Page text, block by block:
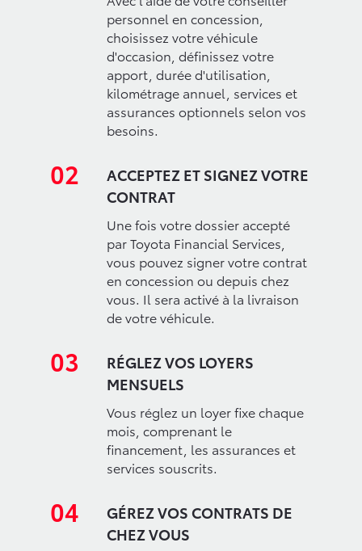
personnel en concession,
choisissez votre véhicule
d'occasion, définissez votre
apport, durée d'utilisation,
kilométrage annuel, services et
assurances optionnels selon vos
besoins.
02
ACCEPTEZ ET SIGNEZ VOTRE
CONTRAT
Une fois votre dossier accepté
par Toyota Financial Services,
vous pouvez signer votre contrat
en concession ou depuis chez
vous. Il sera activé à la livraison
de votre véhicule.
03
RÉGLEZ VOS LOYERS
MENSUELS
Vous réglez un loyer fixe chaque
mois, comprenant le
financement, les assurances et
services souscrits.
04
GÉREZ VOS CONTRATS DE
CHEZ VOUS